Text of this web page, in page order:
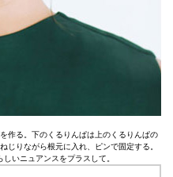
作る。下のくるりんぱは上のくるりんぱの
じりながら根元に入れ、ピンで固定する。
いニュアンスをプラスして。